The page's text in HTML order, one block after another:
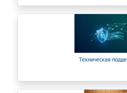
Техническая